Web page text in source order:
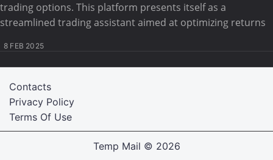
trading options. This platform presents itself as a
streamlined trading assistant aimed at optimizing returns
8 FEB 2025
Terms Of Use
Privacy Policy
Contacts
Temp Mail © 2026